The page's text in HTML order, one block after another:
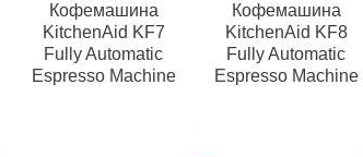
Кофемашина
KitchenAid KF7
Fully Automatic
Espresso Machine
Кофемашина
KitchenAid KF8
Fully Automatic
Espresso Machine